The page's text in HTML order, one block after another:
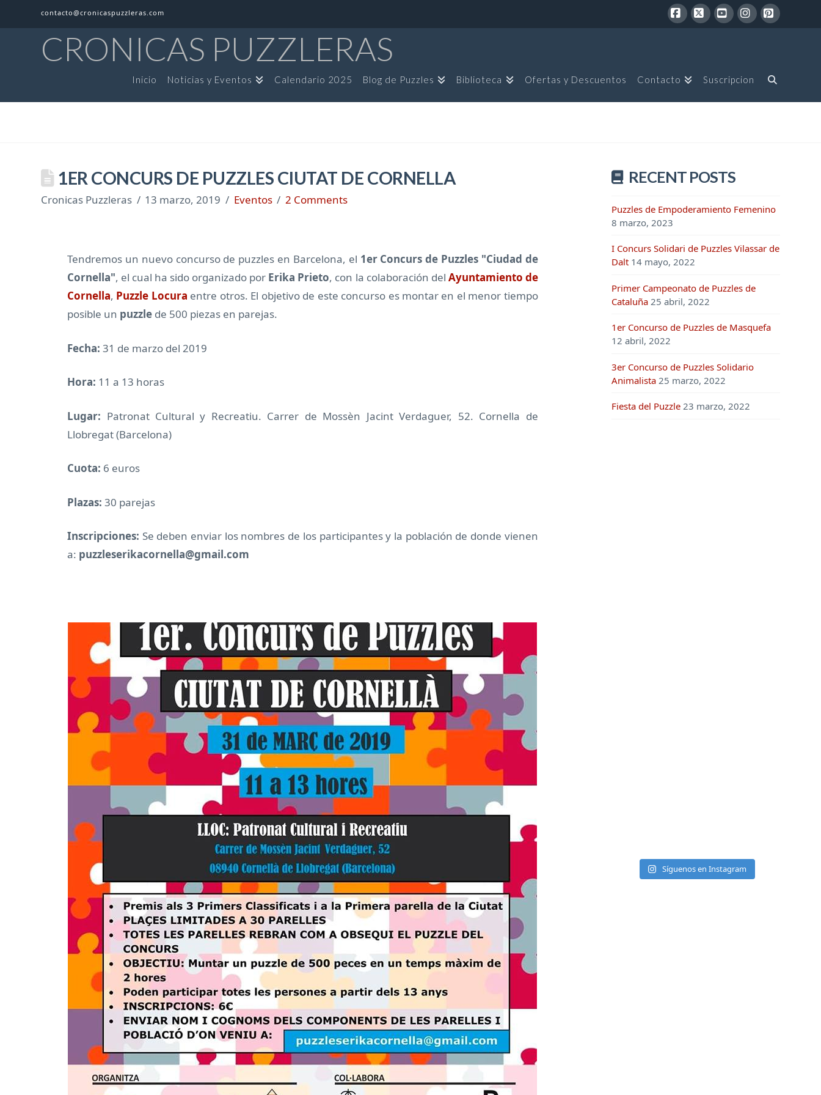
contacto@cronicaspuzzleras.com
CRONICAS PUZZLERAS
Inicio Noticias y Eventos Calendario 2025 Blog de Puzzles Biblioteca Ofertas y Descuentos Contacto Suscripcion
1ER CONCURS DE PUZZLES CIUTAT DE CORNELLA
Cronicas Puzzleras 13 marzo, 2019 Eventos 2 Comments
Tendremos un nuevo concurso de puzzles en Barcelona, el 1er Concurs de Puzzles "Ciudad de
Cornella", el cual ha sido organizado por Erika Prieto, con la colaboración del Ayuntamiento de
Cornella, Puzzle Locura entre otros. El objetivo de este concurso es montar en el menor tiempo
posible un puzzle de 500 piezas en parejas.
Fecha: 31 de marzo del 2019
Hora: 11 a 13 horas
Lugar: Patronat Cultural y Recreatiu. Carrer de Mossèn Jacint Verdaguer, 52. Cornella de
Llobregat (Barcelona)
Cuota: 6 euros
Plazas: 30 parejas
Inscripciones: Se deben enviar los nombres de los participantes y la población de donde vienen
a: puzzleserikacornella@gmail.com
RECENT POSTS
Puzzles de Empoderamiento Femenino
8 marzo, 2023
I Concurs Solidari de Puzzles Vilassar de
Dalt 14 mayo, 2022
Primer Campeonato de Puzzles de
Cataluña 25 abril, 2022
1er Concurso de Puzzles de Masquefa
12 abril, 2022
3er Concurso de Puzzles Solidario
Animalista 25 marzo, 2022
Fiesta del Puzzle 23 marzo, 2022
Síguenos en Instagram